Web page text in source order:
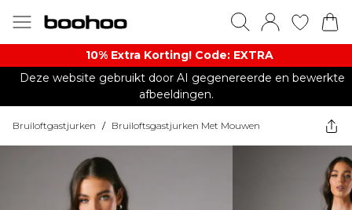
10% Extra Korting! Code: EXTRA​
Deze website gebruikt door AI gegenereerde en bewerkte
afbeeldingen.
Bruiloftgastjurken / Bruiloftsgastjurken Met Mouwen